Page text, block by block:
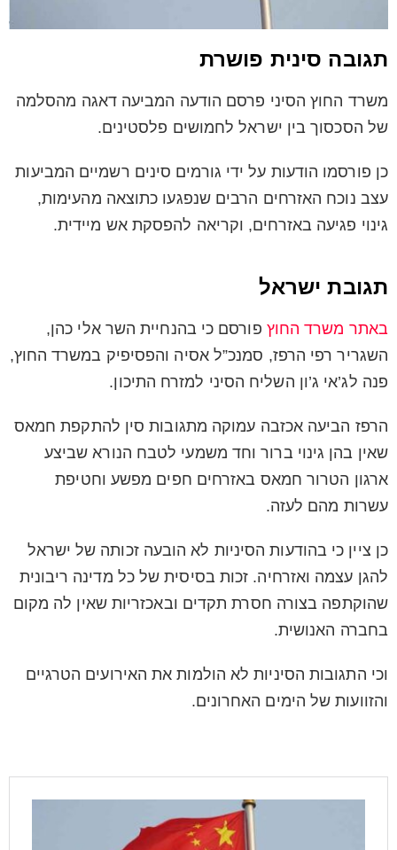
תגובה סינית פושרת
משרד החוץ הסיני פרסם הודעה המביעה דאגה מהסלמה
של הסכסוך בין ישראל לחמושים פלסטינים.
כן פורסמו הודעות על ידי גורמים סינים רשמיים המביעות
עצב נוכח האזרחים הרבים שנפגעו כתוצאה מהעימות,
גינוי פגיעה באזרחים, וקריאה להפסקת אש מיידית.
תגובת ישראל
באתר משרד החוץ פורסם כי בהנחיית השר אלי כהן,
השגריר רפי הרפז, סמנכ”ל אסיה והפסיפיק במשרד החוץ,
פנה לג’אי ג’ון השליח הסיני למזרח התיכון.
הרפז הביעה אכזבה עמוקה מתגובות סין להתקפת חמאס
שאין בהן גינוי ברור וחד משמעי לטבח הנורא שביצע
ארגון הטרור חמאס באזרחים חפים מפשע וחטיפת
עשרות מהם לעזה.
כן ציין כי בהודעות הסיניות לא הובעה זכותה של ישראל
להגן עצמה ואזרחיה. זכות בסיסית של כל מדינה ריבונית
שהוקתפה בצורה חסרת תקדים ובאכזריות שאין לה מקום
בחברה האנושית.
וכי התגובות הסיניות לא הולמות את האירועים הטרגיים
והזוועות של הימים האחרונים.